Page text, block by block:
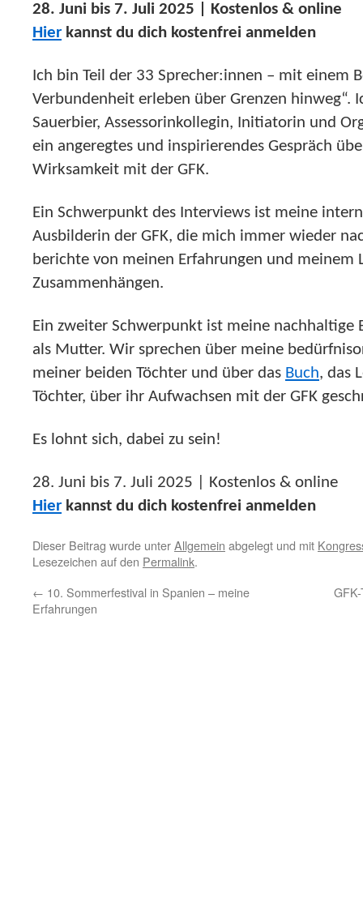
28. Juni bis 7. Juli 2025 | Kostenlos & online
Hier kannst du dich kostenfrei anmelden
Ich bin Teil der 33 Sprecher:innen – mit einem
Verbundenheit erleben über Grenzen hinweg“.
Sauerbier, Assessorinkollegin, Initiatorin und
ein angeregtes und inspirierendes Gespräch
Wirksamkeit mit der GFK.
Ein Schwerpunkt des Interviews ist meine
Ausbilderin der GFK, die mich immer wieder
berichte von meinen Erfahrungen und
Zusammenhängen.
Ein zweiter Schwerpunkt ist meine nachhaltige
als Mutter. Wir sprechen über meine
meiner beiden Töchter und über das Buch, das
Töchter, über ihr Aufwachsen mit der GFK
Es lohnt sich, dabei zu sein!
28. Juni bis 7. Juli 2025 | Kostenlos & online
Hier kannst du dich kostenfrei anmelden
Dieser Beitrag wurde unterAllgemein abgelegt und mit
Lesezeichen auf den Permalink.
← 10. Sommerfestival in Spanien – meine
Erfahrungen